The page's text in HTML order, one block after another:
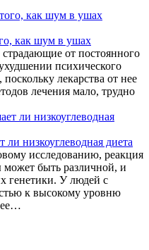
как шум в ушах
от постоянного
психического
лекарства от нее
лечения мало, трудно
низкоуглеводная диета
исследованию, реакция
может быть различной, и
генетики. У людей с
к высокому уровню